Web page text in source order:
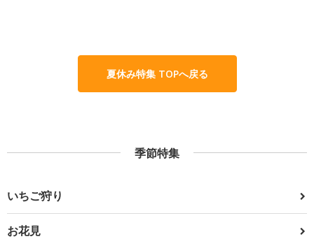
夏休み特集 TOPへ戻る
季節特集
いちご狩り
お花見